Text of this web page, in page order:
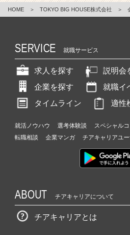
HOME ＞ TOKYO BIG HOUSE株式会社 ＞
SERVICE 就職サービス
求人を探す
説明会
企業を探す
就職イ
タイムライン
適性
就活ノウハウ 選考体験談 スペシャル
転職相談
企業マンガ チアキャリアユ
ABOUT チアキャリアについて
チアキャリアとは